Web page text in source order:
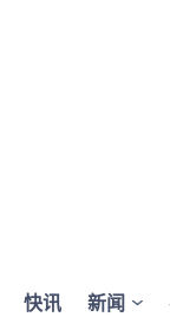
快讯 新闻